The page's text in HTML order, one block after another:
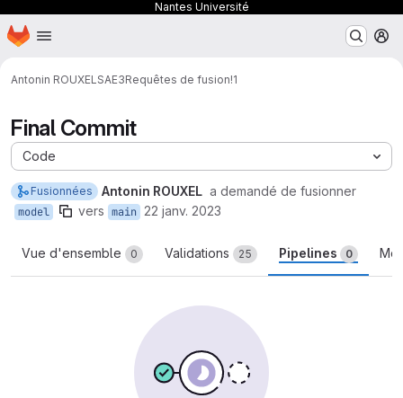
Nantes Université
Passer au contenu principal
Page d'accueil
Antonin ROUXEL SAE3Requêtes de fusion!1
Final Commit
Code
Fusionnées Antonin ROUXEL a demandé de fusionner
model vers main 22 janv. 2023
Vue d'ensemble 0 Validations 25 Pipelines 0